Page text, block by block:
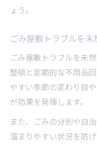
ょう。
ごみ屋敷トラブルを
ごみ屋敷トラブルを未
整頓と定期的な不用品
やすい季節の変わり目
が効果を発揮します。
また、ごみの分別や自
溜まりやすい状況を防